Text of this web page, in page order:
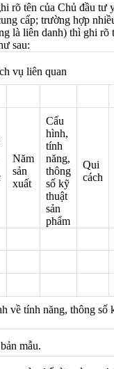
rõ tên của Chủ đầu tư
cấp; trường hợp
là liên danh) thì ghi rõ
sau:
vụ liên quan
Năm
sản
xuất
Cấu
hình,
tính
năng,
thông
số kỹ
thuật
sản
phẩm
Qui
cách
về tính năng, thông số
mẫu.